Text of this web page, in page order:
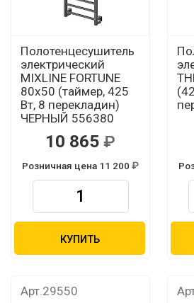
Полотенцесушитель
электрический
MIXLINE FORTUNE
80х50 (таймер, 425
Вт, 8 перекладин)
ЧЕРНЫЙ 556380
10 865
Розничная цена 11 200
КУПИТЬ
Арт.29550